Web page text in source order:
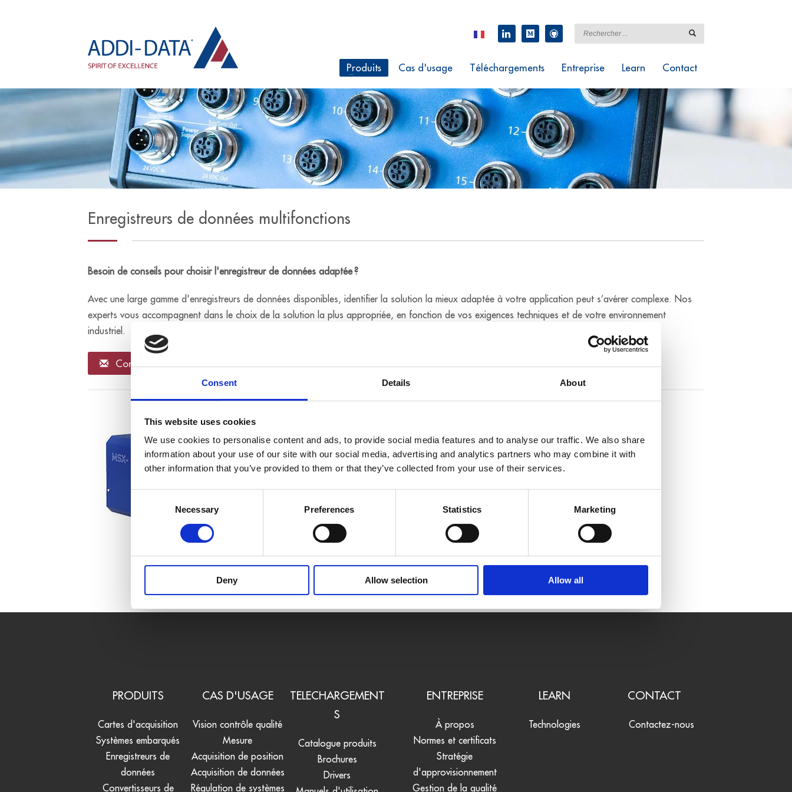
Consent Details About
This website uses cookies
We use cookies to personalise content and ads, to provide social media features and to analyse our traffic. We also share
information about your use of our site with our social media, advertising and analytics partners who may combine it with
other information that you’ve provided to them or that they’ve collected from your use of their services.
Necessary Preferences Statistics Marketing
Deny Allow selection Allow all
Produits Cas d'usage Téléchargements Entreprise Learn Contact
Enregistreurs de données multifonctions
Besoin de conseils pour choisir l'enregistreur de données adaptée ?
Avec une large gamme d'enregistreurs de données disponibles, identifier la solution la mieux adaptée à votre application peut s’avérer complexe. Nos
experts vous accompagnent dans le choix de la solution la plus appropriée, en fonction de vos exigences techniques et de votre environnement
industriel.
Contactez-nous
MSX-ILOG-3016-DIO40
16 entrées analogiques
- Taux d'échantillonnage : 200 kHz
- Résolution: 16 bits
E/S numérique
- 4 sorties numériques 24 V
Disque dur SSD de 128 Go
PRODUITS
Cartes d'acquisition
Systèmes embarqués
Enregistreurs de
données
Convertisseurs de
CAS D'USAGE
Vision contrôle qualité
Mesure
Acquisition de position
Acquisition de données
Régulation de systèmes
TELECHARGEMENT
S
Catalogue produits
Brochures
Drivers
ENTREPRISE
À propos
Normes et certificats
Stratégie
d'approvisionnement
Gestion de la qualité
LEARN
Technologies
CONTACT
Contactez-nous